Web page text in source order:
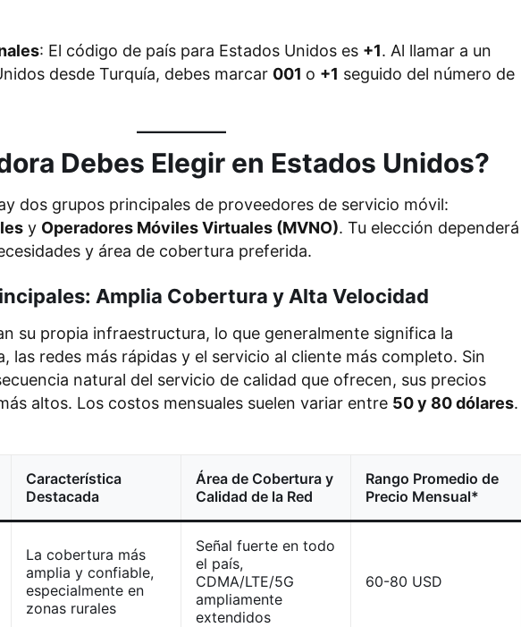
: El código de país para Estados Unidos es +1. Al llamar a un
desde Turquía, debes marcar 001 o +1 seguido del número de
Debes Elegir en Estados Unidos?
dos grupos principales de proveedores de servicio móvil:
y Operadores Móviles Virtuales (MVNO). Tu elección dependerá
y área de cobertura preferida.
Amplia Cobertura y Alta Velocidad
su propia infraestructura, lo que generalmente significa la
las redes más rápidas y el servicio al cliente más completo. Sin
natural del servicio de calidad que ofrecen, sus precios
altos. Los costos mensuales suelen variar entre 50 y 80 dólares.
Característica
Destacada
Área de Cobertura y
Calidad de la Red
Rango Promedio de
Precio Mensual*
La cobertura más
amplia y confiable,
especialmente en
zonas rurales
Señal fuerte en todo
el país,
CDMA/LTE/5G
ampliamente
extendidos
60-80 USD